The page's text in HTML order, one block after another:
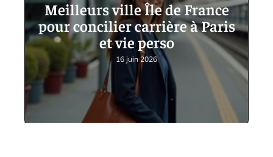
Meilleurs ville Île de France
pour concilier carrière à Paris
et vie perso
16 juin 2026